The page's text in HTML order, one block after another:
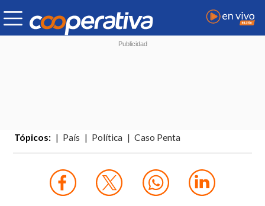
Tópicos: País Política Caso Penta